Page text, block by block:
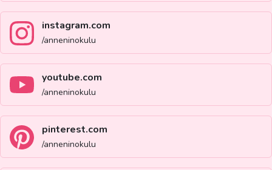
instagram.com
/anneninokulu
youtube.com
/anneninokulu
pinterest.com
/anneninokulu